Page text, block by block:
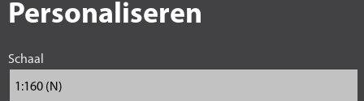
Personaliseren
Schaal